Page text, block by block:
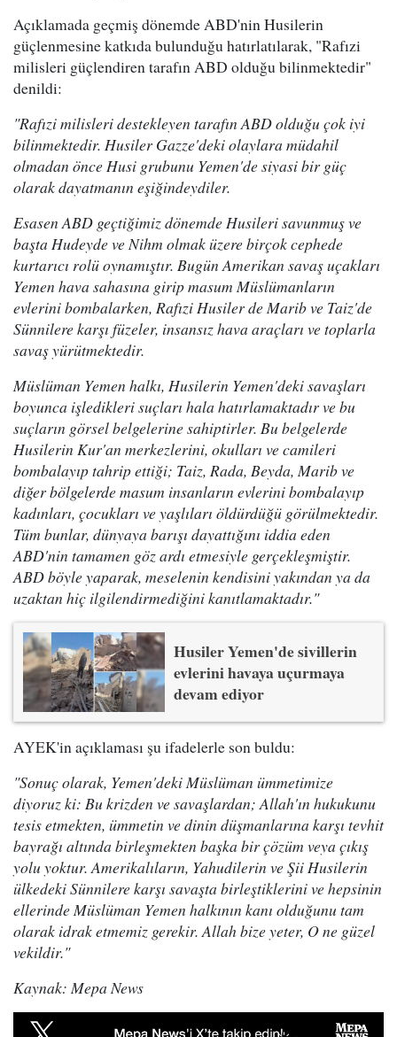
Açıklamada geçmiş dönemde ABD'nin Husilerin
güçlenmesine katkıda bulunduğu hatırlatılarak, "Rafızi
milisleri güçlendiren tarafın ABD olduğu bilinmektedir"
denildi:
"Rafızi milisleri destekleyen tarafın ABD olduğu çok iyi
bilinmektedir. Husiler Gazze'deki olaylara müdahil
olmadan önce Husi grubunu Yemen'de siyasi bir güç
olarak dayatmanın eşiğindeydiler.
Esasen ABD geçtiğimiz dönemde Husileri savunmuş ve
başta Hudeyde ve Nihm olmak üzere birçok cephede
kurtarıcı rolü oynamıştır. Bugün Amerikan savaş uçakları
Yemen hava sahasına girip masum Müslümanların
evlerini bombalarken, Rafızi Husiler de Marib ve Taiz'de
Sünnilere karşı füzeler, insansız hava araçları ve toplarla
savaş yürütmektedir.
Müslüman Yemen halkı, Husilerin Yemen'deki savaşları
boyunca işledikleri suçları hala hatırlamaktadır ve bu
suçların görsel belgelerine sahiptirler. Bu belgelerde
Husilerin Kur'an merkezlerini, okulları ve camileri
bombalayıp tahrip ettiği; Taiz, Rada, Beyda, Marib ve
diğer bölgelerde masum insanların evlerini bombalayıp
kadınları, çocukları ve yaşlıları öldürdüğü görülmektedir.
Tüm bunlar, dünyaya barışı dayattığını iddia eden
ABD'nin tamamen göz ardı etmesiyle gerçekleşmiştir.
ABD böyle yaparak, meselenin kendisini yakından ya da
uzaktan hiç ilgilendirmediğini kanıtlamaktadır."
Husiler Yemen'de sivillerin
evlerini havaya uçurmaya
devam ediyor
AYEK'in açıklaması şu ifadelerle son buldu:
"Sonuç olarak, Yemen'deki Müslüman ümmetimize
diyoruz ki: Bu krizden ve savaşlardan; Allah'ın hukukunu
tesis etmekten, ümmetin ve dinin düşmanlarına karşı tevhit
bayrağı altında birleşmekten başka bir çözüm veya çıkış
yolu yoktur. Amerikalıların, Yahudilerin ve Şii Husilerin
ülkedeki Sünnilere karşı savaşta birleştiklerini ve hepsinin
ellerinde Müslüman Yemen halkının kanı olduğunu tam
olarak idrak etmemiz gerekir. Allah bize yeter, O ne güzel
vekildir."
Kaynak: Mepa News